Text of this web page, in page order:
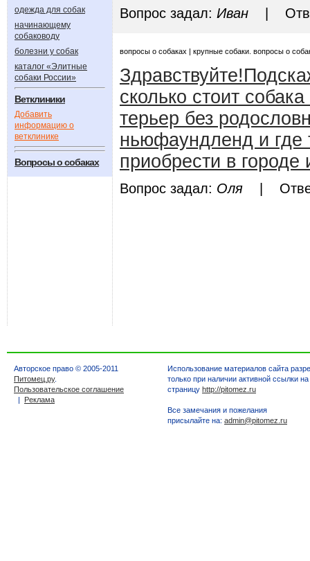
одежда для собак
начинающему
собаководу
болезни у собак
каталог «Элитные
собаки России»
Ветклиники
Добавить
информацию о
ветклинике
Вопросы о собаках
Вопрос задал: Иван |
вопросы о собаках | крупные собаки. вопросы о
сколько стоит
терьер без
ньюфаундленд и где
приобрести в городе
Вопрос задал: Оля |
Авторское право © 2005-2011
Питомец.ру.
Пользовательское соглашение
| Реклама
Использование материалов сайта
только при наличии активной ссылки
страницу http://pitomez.ru
Все замечания и пожелания
присылайте на: admin@pitomez.ru